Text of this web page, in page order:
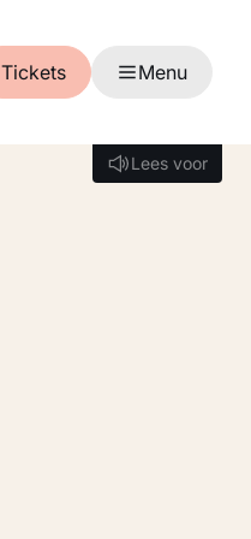
Tickets Menu
Lees voor
Lees voor